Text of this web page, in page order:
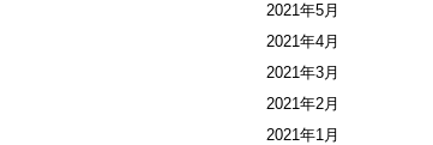
2021年5月
2021年4月
2021年3月
2021年2月
2021年1月